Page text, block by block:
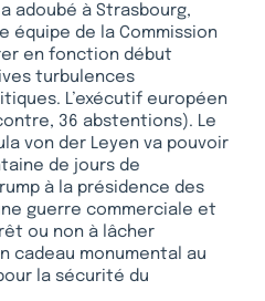
adoubé à Strasbourg,
équipe de la Commission
en fonction début
turbulences
L’exécutif européen
36 abstentions). Le
von der Leyen va pouvoir
de jours de
à la présidence des
guerre commerciale et
ou non à lâcher
cadeau monumental au
la sécurité du